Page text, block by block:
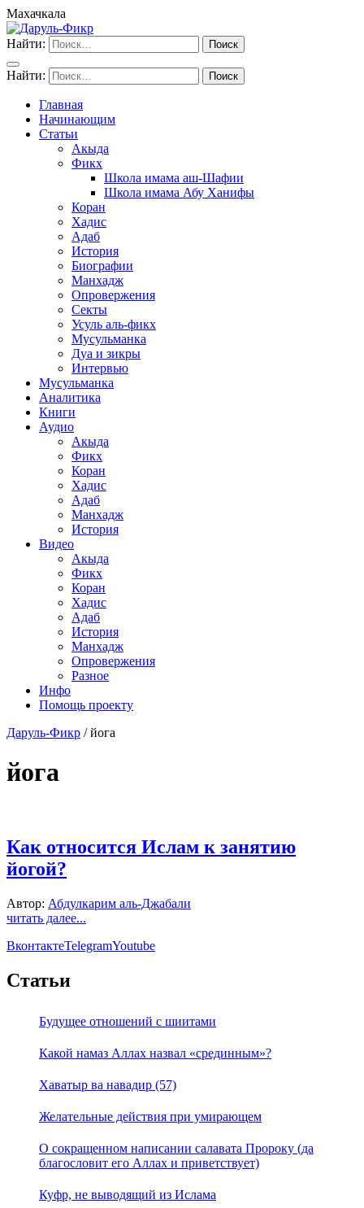
Махачкала
Найти:
Найти:
Главная
Начинающим
Статьи
Акыда
Фикх
Школа имама аш-Шафии
Школа имама Абу Ханифы
Коран
Хадис
Адаб
История
Биографии
Манхадж
Опровержения
Секты
Усуль аль-фикх
Мусульманка
Дуа и зикры
Интервью
Мусульманка
Аналитика
Книги
Аудио
Акыда
Фикх
Коран
Хадис
Адаб
Манхадж
История
Видео
Акыда
Фикх
Коран
Хадис
Адаб
История
Манхадж
Опровержения
Разное
Инфо
Помощь проекту
Даруль-Фикр /йога
йога
Как относится Ислам к занятию
йогой?
Автор: Абдулкарим аль-Джабали
читать далее...
ВконтактеTelegramYoutube
Статьи
Будущее отношений с шиитами
Какой намаз Аллах назвал «срединным»?
Хаватыр ва навадир (57)
Желательные действия при умирающем
О сокращенном написании салавата Пророку (да
благословит его Аллах и приветствует)
Куфр, не выводящий из Ислама